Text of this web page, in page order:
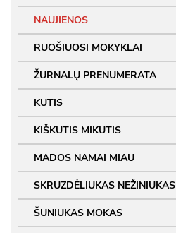
NAUJIENOS
RUOŠIUOSI MOKYKLAI
ŽURNALŲ PRENUMERATA
KUTIS
KIŠKUTIS MIKUTIS
MADOS NAMAI MIAU
SKRUZDĖLIUKAS NEŽINIUKAS
ŠUNIUKAS MOKAS